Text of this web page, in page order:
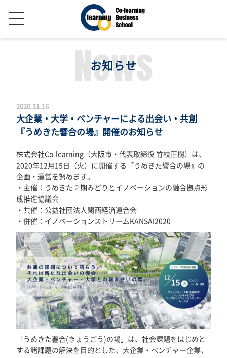
お知らせ
News
2020.11.16
大企業・大学・ベンチャーによる出会い・共創
『うめきた響合の場』開催のお知らせ
株式会社Co-learning（大阪市・代表取締役 竹枝正樹）は、
2020年12月15日（火）に開催する『うめきた響合の場』の
企画・運営を努めます。
・主催：うめきた２期みどりとイノベーションの融合拠点形
成推進協議会
・共催：公益社団法人関西経済連合会
・併催：イノベーションストリームKANSAI2020
「うめきた響合(きょうごう)の場」は、社会課題をはじめと
する諸課題の解決を目的とした、大企業・ベンチャー企業、